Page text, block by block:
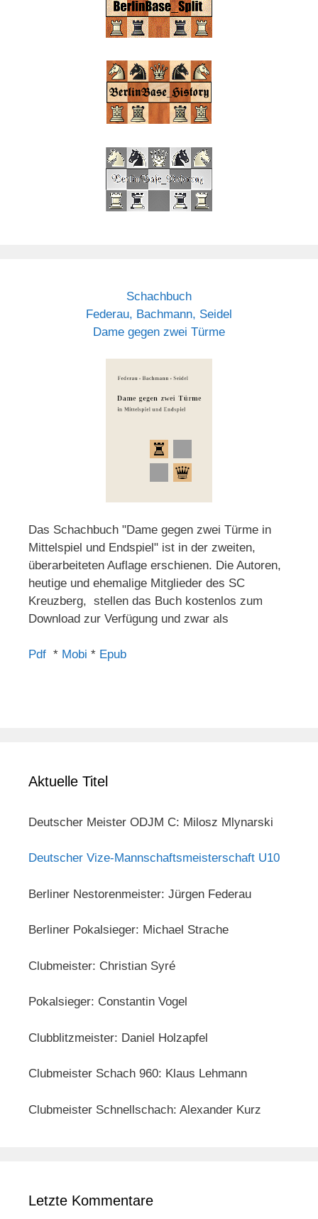
Schachbuch
Federau, Bachmann, Seidel
Dame gegen zwei Türme
Das Schachbuch "Dame gegen zwei Türme in
Mittelspiel und Endspiel" ist in der zweiten,
überarbeiteten Auflage erschienen. Die Autoren,
heutige und ehemalige Mitglieder des SC
Kreuzberg, stellen das Buch kostenlos zum
Download zur Verfügung und zwar als
Pdf * Mobi * Epub
Aktuelle Titel
Deutscher Meister ODJM C: Milosz Mlynarski
Deutscher Vize-Mannschaftsmeisterschaft U10
Berliner Nestorenmeister: Jürgen Federau
Berliner Pokalsieger: Michael Strache
Clubmeister: Christian Syré
Pokalsieger: Constantin Vogel
Clubblitzmeister: Daniel Holzapfel
Clubmeister Schach 960: Klaus Lehmann
Clubmeister Schnellschach: Alexander Kurz
Letzte Kommentare